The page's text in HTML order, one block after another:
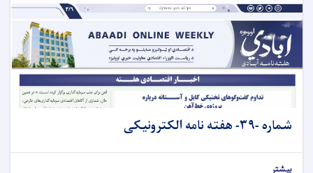
شماره -۳۹- هفته نامه الکترونیکی
بیشتر